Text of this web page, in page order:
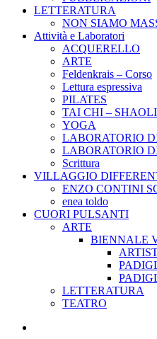
LETTERATURA
NON SIAMO
Attività e Laboratori
ACQUERELLO
ARTE
Feldenkrais – Corso
Lettura espressiva
PILATES
TAI CHI –
YOGA
LABORATORIO
LABORATORIO
Scrittura
VILLAGGIO
ENZO CONTINI
enea toldo
CUORI PULSANTI
ARTE
BIENNALE
LETTERATURA
TEATRO